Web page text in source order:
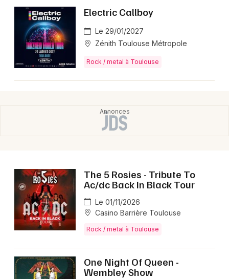
Electric Callboy
Le 29/01/2027
Zénith Toulouse Métropole
Rock / metal à Toulouse
The 5 Rosies - Tribute To
Ac/dc Back In Black Tour
Le 01/11/2026
Casino Barrière Toulouse
Rock / metal à Toulouse
One Night Of Queen -
Wembley Show